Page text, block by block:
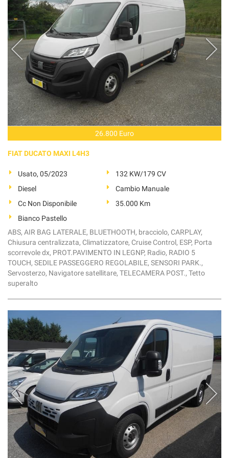
26.800 Euro
FIAT DUCATO MAXI L4H3
Usato, 05/2023
132 KW/179 CV
Diesel
Cambio Manuale
Cc Non Disponibile
35.000 Km
Bianco Pastello
ABS, AIR BAG LATERALE, BLUETHOOTH, bracciolo, CARPLAY,
Chiusura centralizzata, Climatizzatore, Cruise Control, ESP, Porta
scorrevole dx, PROT.PAVIMENTO IN LEGNP, Radio, RADIO 5
TOUCH, SEDILE PASSEGGERO REGOLABILE, SENSORI PARK.,
Servosterzo, Navigatore satellitare, TELECAMERA POST., Tetto
superalto